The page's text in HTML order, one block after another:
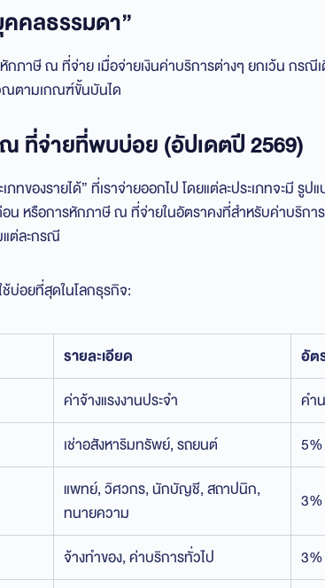
คลธรรมดา”
ภาษี ณ ที่จ่าย เมื่อจ่ายเงินค่าบริการต่างๆ ยกเว้น กรณีเ
ณตามเกณฑ์ขั้นบันได
ที่จ่ายที่พบบ่อย (อัปเดตปี 2569)
ทของรายได้” ที่เราจ่ายออกไป โดยแต่ละประเภทจะมี รู
น หรือการหักภาษี ณ ที่จ่ายในอัตราคงที่สำหรับค่าบริกา
ต่ละกรณี
บ่อยที่สุดในโลกธุรกิจ:
รายละเอียด
อัต
ค่าจ้างแรงงานประจำ
คำ
เช่าอสังหาริมทรัพย์, รถยนต์ 5%
แพทย์, วิศวกร, นักบัญชี, สถาปนิก,
ทนายความ
3%
จ้างทำของ, ค่าบริการทั่วไป 3%